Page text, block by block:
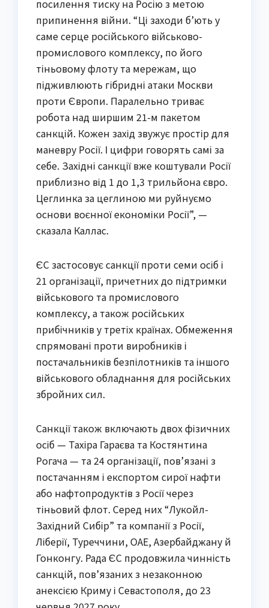
посилення тиску на Росію з метою
припинення війни. “Ці заходи б’ють у
саме серце російського військово-
промислового комплексу, по його
тіньовому флоту та мережам, що
підживлюють гібридні атаки Москви
проти Європи. Паралельно триває
робота над ширшим 21-м пакетом
санкцій. Кожен захід звужує простір для
маневру Росії. І цифри говорять самі за
себе. Західні санкції вже коштували Росії
приблизно від 1 до 1,3 трильйона євро.
Цеглинка за цеглиною ми руйнуємо
основи воєнної економіки Росії”, —
сказала Каллас.
ЄС застосовує санкції проти семи осіб і
21 організації, причетних до підтримки
військового та промислового
комплексу, а також російських
прибічників у третіх країнах. Обмеження
спрямовані проти виробників і
постачальників безпілотників та іншого
військового обладнання для російських
збройних сил.
Санкції також включають двох фізичних
осіб — Тахіра Гараєва та Костянтина
Рогача — та 24 організації, пов’язані з
постачанням і експортом сирої нафти
або нафтопродуктів з Росії через
тіньовий флот. Серед них “Лукойл-
Західний Сибір” та компанії з Росії,
Ліберії, Туреччини, ОАЕ, Азербайджану й
Гонконгу. Рада ЄС продовжила чинність
санкцій, пов’язаних з незаконною
анексією Криму і Севастополя, до 23